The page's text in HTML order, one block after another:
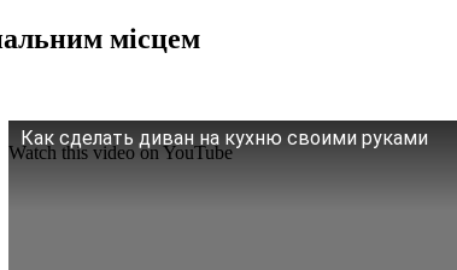
місцем
Как сделать диван на кухню своими руками
Watch this video on YouTube